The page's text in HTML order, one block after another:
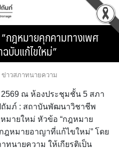
กฎหมายคุกคามทางเพศ
บับแก้ไขใหม่”
ข่าวสภาทนายความ
ณ ห้องประชุมชั้น 5 สภา
มภ์ : สถาบันพัฒนาวิชาชีพ
มายใหม่ หัวข้อ “กฎหมาย
ฎหมายอาญาที่แก้ไขใหม่” โดย
ทนายความ ให้เกียรติเป็น